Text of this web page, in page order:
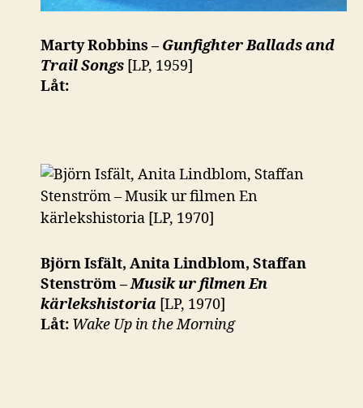
Marty Robbins – Gunfighter Ballads and
Trail Songs [LP, 1959]
Låt:
Björn Isfält, Anita Lindblom, Staffan
Stenström –Musik ur filmen En
kärlekshistoria [LP, 1970]
Låt: Wake Up in the Morning